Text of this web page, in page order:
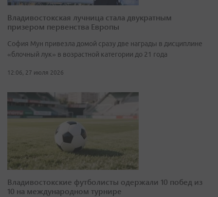
Владивостокская лучница стала двукратным
призером первенства Европы
София Мун привезла домой сразу две награды в дисциплине
«блочный лук» в возрастной категории до 21 года
12:06, 27 июля 2026
Владивостокские футболисты одержали 10 побед из
10 на международном турнире